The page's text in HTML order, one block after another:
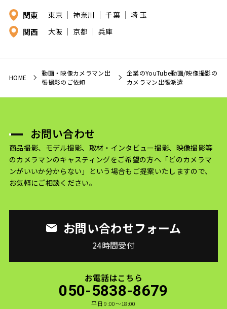
関東 東京 神奈川 千葉 埼 玉
関西 大阪 京都 兵庫
HOME
動画・映像カメラマン出
張撮影のご依頼
企業のYouTube動画/映像撮影の
カメラマン出張派遣
お問い合わせ
商品撮影、モデル撮影、取材・インタビュー撮影、映像撮影等
のカメラマンのキャスティングをご希望の方へ 「どのカメラマ
ンがいいか分からない」という場合もご提案いたしますので、
お気軽にご相談ください。
お問い合わせフォーム
24時間受付
お電話はこちら
050-5838-8679
平日 9:00〜18:00